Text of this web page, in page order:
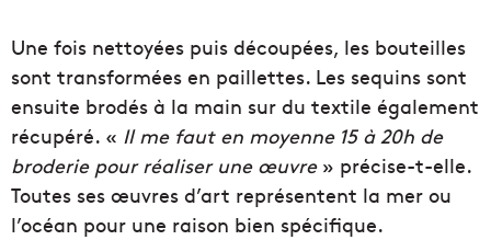
Une fois nettoyées puis découpées, les bouteilles
sont transformées en paillettes. Les sequins sont
ensuite brodés à la main sur du textile également
récupéré. « Il me faut en moyenne 15 à 20h de
broderie pour réaliser une œuvre» précise-t-elle.
Toutes ses œuvres d’art représentent la mer ou
l’océan pour une raison bien spécifique.